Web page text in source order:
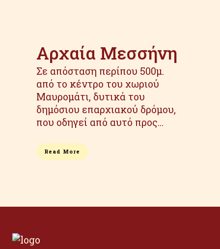
Αρχαία Μεσσήνη
Σε απόσταση περίπου 500μ.
από το κέντρο του χωριού
Μαυρομάτι, δυτικά του
δημόσιου επαρχιακού δρόμου,
που οδηγεί από αυτό προς...
Read More